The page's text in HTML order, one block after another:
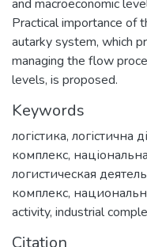
and macroeconomic
Practical importance of
autarky system, which
managing the flow
levels, is proposed.
Keywords
логістика, логістична
комплекс,
логистическая
комплекс,
activity, industrial
Citation